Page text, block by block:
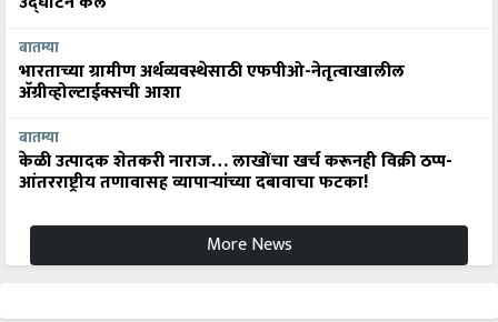
बातम्या
भारताच्या ग्रामीण अर्थव्यवस्थेसाठी एफपीओ-नेतृत्वाखालील
अ‍ॅग्रीव्होल्टाईक्सची आशा
बातम्या
केळी उत्पादक शेतकरी नाराज… लाखोंचा खर्च करूनही विक्री ठप्प-
आंतरराष्ट्रीय तणावासह व्यापाऱ्यांच्या दबावाचा फटका!
More News